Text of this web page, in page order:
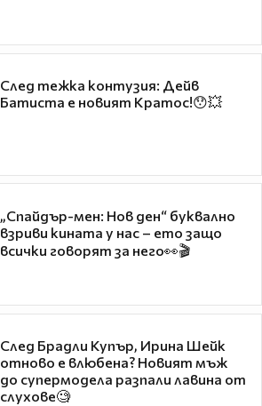
След тежка контузия: Дейв
Батиста е новият Кратос!😯💥
„Спайдър-мен: Нов ден“ буквално
взриви кината у нас – ето защо
всички говорят за него👀🎬
След Брадли Купър, Ирина Шейк
отново е влюбена? Новият мъж
до супермодела разпали лавина от
слухове🧐